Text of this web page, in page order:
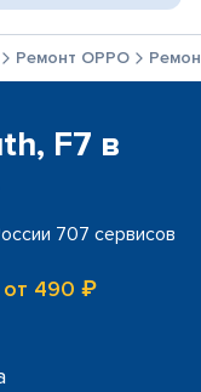
Ремонт OPPO
F7 в
707 сервисов
от 490 ₽